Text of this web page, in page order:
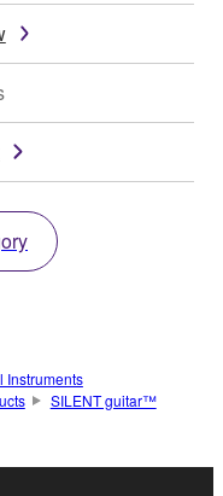
Instruments
SILENT guitar™